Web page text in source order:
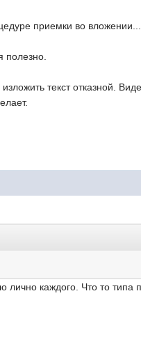
приемки во
текст отказной.
каждого. Что то типа